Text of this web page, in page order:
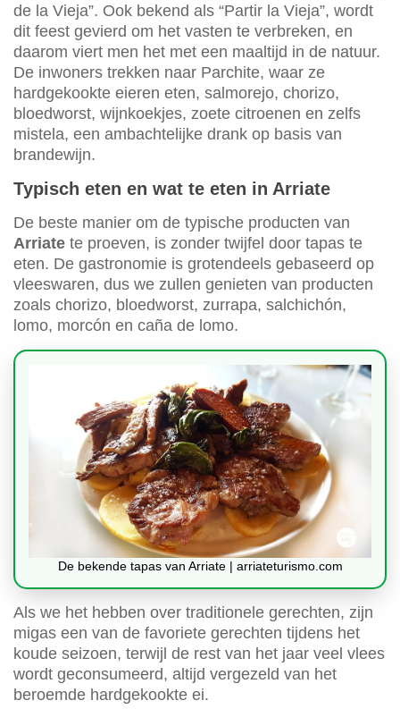
de la Vieja”. Ook bekend als “Partir la Vieja”, wordt
dit feest gevierd om het vasten te verbreken, en
daarom viert men het met een maaltijd in de natuur.
De inwoners trekken naar Parchite, waar ze
hardgekookte eieren eten, salmorejo, chorizo,
bloedworst, wijnkoekjes, zoete citroenen en zelfs
mistela, een ambachtelijke drank op basis van
brandewijn.
Typisch eten en wat te eten in Arriate
De beste manier om de typische producten van
Arriate te proeven, is zonder twijfel door tapas te
eten. De gastronomie is grotendeels gebaseerd op
vleeswaren, dus we zullen genieten van producten
zoals chorizo, bloedworst, zurrapa, salchichón,
lomo, morcón en caña de lomo.
De bekende tapas van Arriate | arriateturismo.com
Als we het hebben over traditionele gerechten, zijn
migas een van de favoriete gerechten tijdens het
koude seizoen, terwijl de rest van het jaar veel vlees
wordt geconsumeerd, altijd vergezeld van het
beroemde hardgekookte ei.